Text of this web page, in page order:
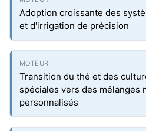
Adoption croissante des
et d'irrigation de précision
Transition du thé et des
spéciales vers des mélanges
personnalisés